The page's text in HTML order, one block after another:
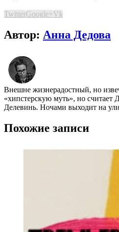
TwitterGoogle+Vk
Автор: Анна Дедова
Внешне жизнерадостный, но
«хипстерскую муть», но
Делевинь. Ночами выходит на
Похожие записи